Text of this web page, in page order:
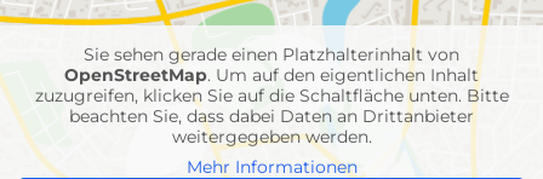
Einheiten
Sie sehen gerade einen Platzhalterinhalt von
OpenStreetMap. Um auf den eigentlichen Inhalt
zuzugreifen, klicken Sie auf die Schaltfläche unten. Bitte
beachten Sie, dass dabei Daten an Drittanbieter
weitergegeben werden.
Mehr Informationen